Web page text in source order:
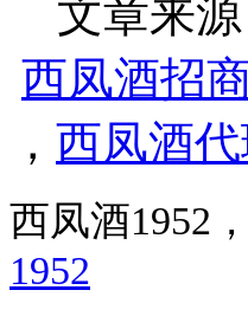
文章来源
西凤酒招
， 西凤酒
西凤酒1952
1952